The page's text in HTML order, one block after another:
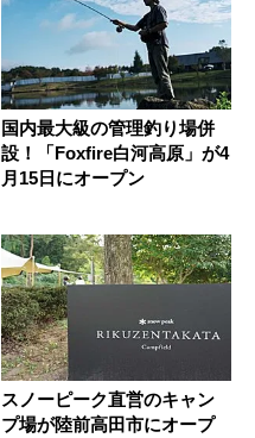
国内最大級の管理釣り場併
設！「Foxfire白河高原」が4
月15日にオープン
スノーピーク直営のキャン
プ場が陸前高田市にオープ